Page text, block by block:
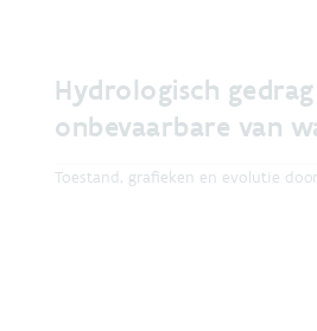
Hydrologisch gedrag
onbevaarbare van
Toestand, grafieken en evolutie